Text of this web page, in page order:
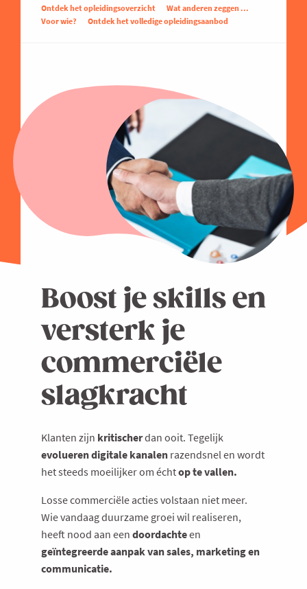
Ontdek het opleidingsoverzicht
Wat anderen zeggen ...
Voor wie?
Ontdek het volledige opleidingsaanbod
Boost je skills en
versterk je
commerciële
slagkracht
Klanten zijn kritischerdan ooit. Tegelijk
evolueren digitale kanalen razendsnel en wordt
het steeds moeilijker om échtop te vallen.
Losse commerciële acties volstaan niet meer.
Wie vandaag duurzame groei wil realiseren,
heeft nood aan een doordachteen
geïntegreerde aanpak van sales, marketing en
communicatie.